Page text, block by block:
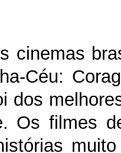
cinemas
Céu:
dos
Os filmes